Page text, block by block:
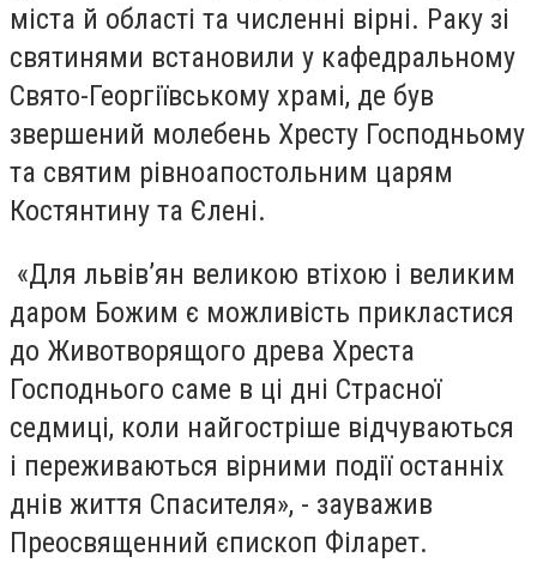
міста й області та численні вірні. Раку зі
святинями встановили у кафедральному
Свято-Георгіївському храмі, де був
звершений молебень Хресту Господньому
та святим рівноапостольним царям
Костянтину та Єлені.
«Для львів’ян великою втіхою і великим
даром Божим є можливість прикластися
до Животворящого древа Хреста
Господнього саме в ці дні Страсної
седмиці, коли найгостріше відчуваються
і переживаються вірними події останніх
днів життя Спасителя», - зауважив
Преосвященний єпископ Філарет.